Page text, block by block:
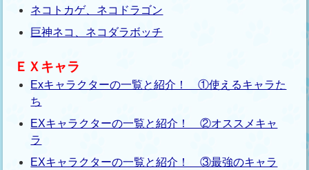
ネコトカゲ、ネコドラゴン
巨神ネコ、ネコダラボッチ
ＥＸキャラ
Exキャラクターの一覧と紹介！ ①使えるキャラた
ち
EXキャラクターの一覧と紹介！ ②オススメキャ
ラ
EXキャラクターの一覧と紹介！ ③最強のキャラ